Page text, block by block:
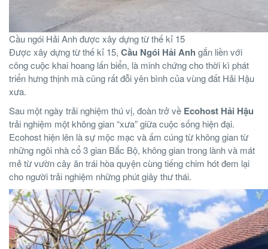
Cầu ngói Hải Anh được xây dựng từ thế kỉ 15
Được xây dựng từ thế kỉ 15, Cầu Ngói Hải Anh gắn liền với
công cuộc khai hoang lấn biển, là minh chứng cho thời kì phát
triển hưng thịnh mà cũng rất đỗi yên bình của vùng đất Hải Hậu
xưa.
Sau một ngày trải nghiệm thú vị, đoàn trở về Ecohost Hải Hậu
trải nghiệm một không gian “xưa” giữa cuộc sống hiện đại.
Ecohost hiện lên là sự mộc mạc và ấm cúng từ không gian từ
những ngôi nhà cổ 3 gian Bắc Bộ, không gian trong lành và mát
mẻ từ vườn cây ăn trái hòa quyện cùng tiếng chim hót đem lại
cho người trải nghiệm những phút giây thư thái.